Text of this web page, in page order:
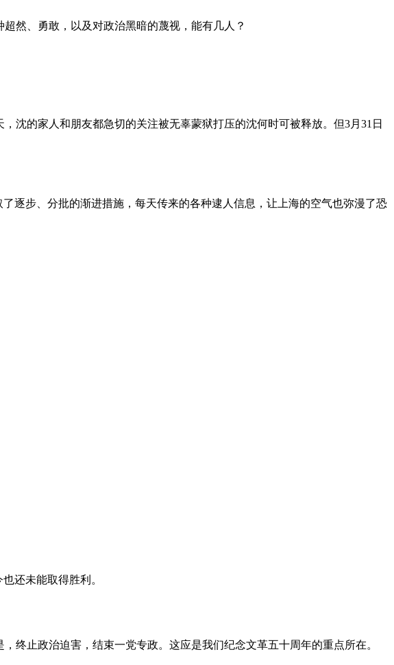
然、勇敢，以及对政治黑暗的蔑视，能有几人？
沈的家人和朋友都急切的关注被无辜蒙狱打压的沈何时可被释放。但3月31日
逐步、分批的渐进措施，每天传来的各种逮人信息，让上海的空气也弥漫了恐
还未能取得胜利。
终止政治迫害，结束一党专政。这应是我们纪念文革五十周年的重点所在。